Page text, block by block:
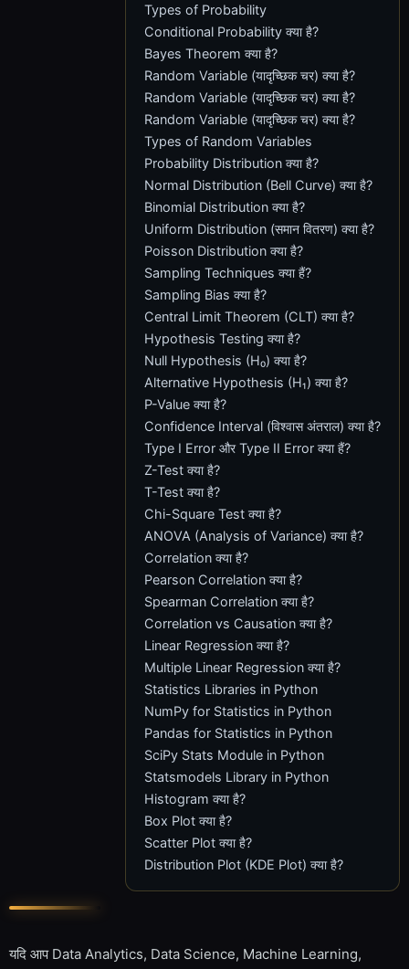
Types of Probability
Conditional Probability क्या है?
Bayes Theorem क्या है?
Random Variable (यादृच्छिक चर) क्या है?
Random Variable (यादृच्छिक चर) क्या है?
Random Variable (यादृच्छिक चर) क्या है?
Types of Random Variables
Probability Distribution क्या है?
Normal Distribution (Bell Curve) क्या है?
Binomial Distribution क्या है?
Uniform Distribution (समान वितरण) क्या है?
Poisson Distribution क्या है?
Sampling Techniques क्या हैं?
Sampling Bias क्या है?
Central Limit Theorem (CLT) क्या है?
Hypothesis Testing क्या है?
Null Hypothesis (H₀) क्या है?
Alternative Hypothesis (H₁) क्या है?
P-Value क्या है?
Confidence Interval (विश्वास अंतराल) क्या है?
Type I Error और Type II Error क्या हैं?
Z-Test क्या है?
T-Test क्या है?
Chi-Square Test क्या है?
ANOVA (Analysis of Variance) क्या है?
Correlation क्या है?
Pearson Correlation क्या है?
Spearman Correlation क्या है?
Correlation vs Causation क्या है?
Linear Regression क्या है?
Multiple Linear Regression क्या है?
Statistics Libraries in Python
NumPy for Statistics in Python
Pandas for Statistics in Python
SciPy Stats Module in Python
Statsmodels Library in Python
Histogram क्या है?
Box Plot क्या है?
Scatter Plot क्या है?
Distribution Plot (KDE Plot) क्या है?
यदि आप Data Analytics, Data Science, Machine Learning,